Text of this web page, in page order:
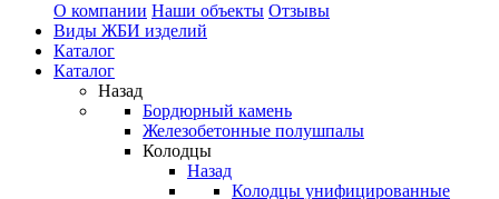
О компании Наши объекты Отзывы
Виды ЖБИ изделий
Каталог
Каталог
Назад
Бордюрный камень
Железобетонные полушпалы
Колодцы
Назад
Колодцы унифицированные